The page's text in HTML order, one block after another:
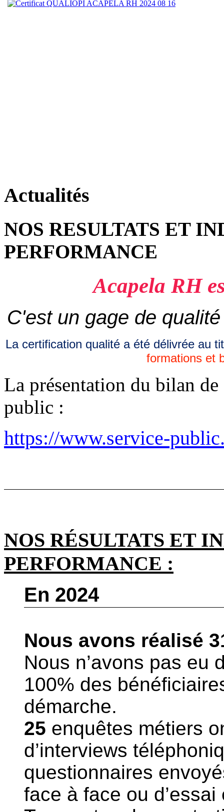
Actualités
NOS RESULTATS ET
PERFORMANCE
Acapela RH
C'est un gage de
La certification qualité a été délivrée au
formations et
La présentation du bilan
public :
https://www.service-
NOS RÉSULTATS ET
PERFORMANCE :
En 2024
Nous avons réalisé
Nous n’avons pas eu
100% des
démarche.
25 enquêtes métiers
d’interviews
questionnaires
face à face ou